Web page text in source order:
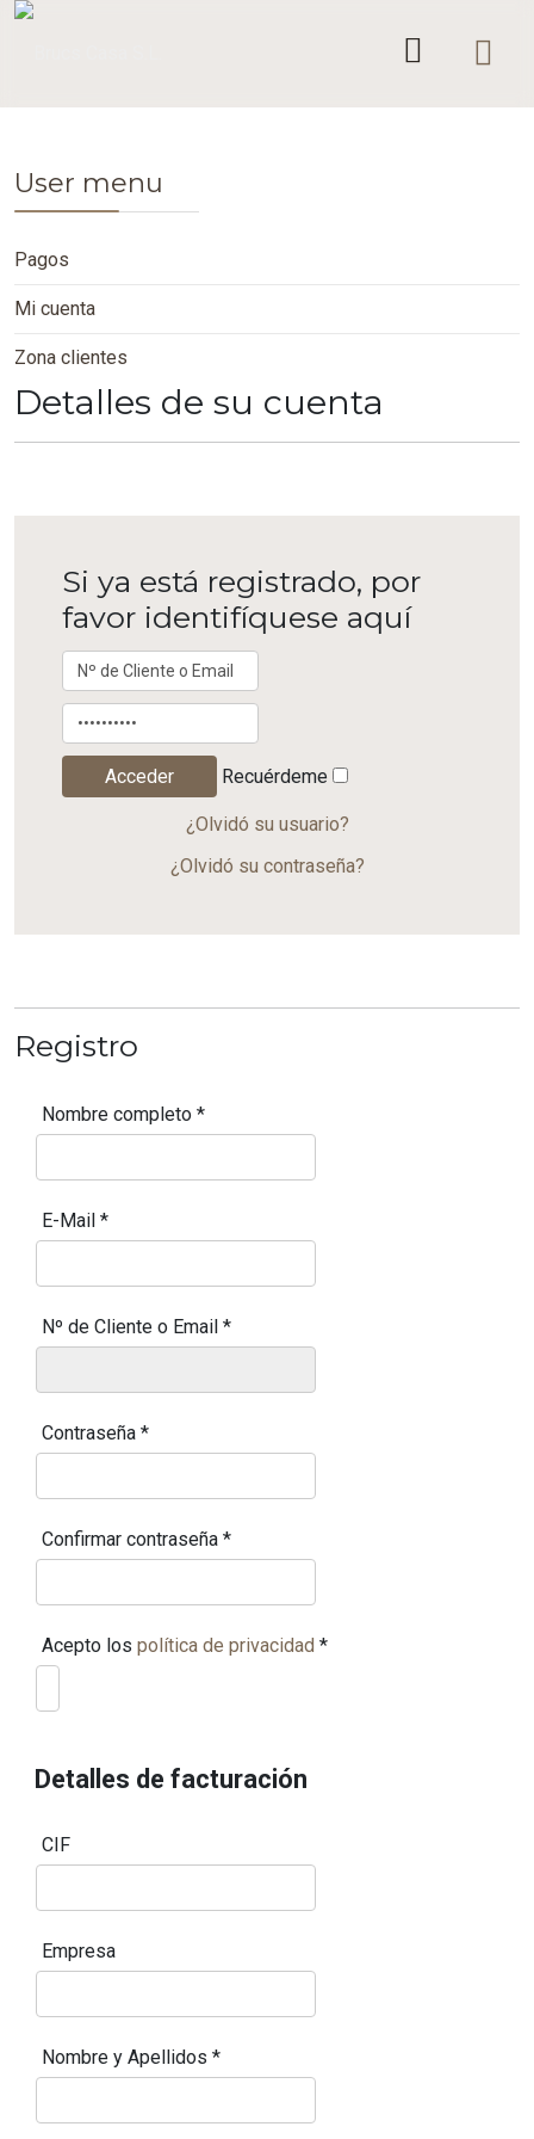
User menu
Pagos
Mi cuenta
Zona clientes
Detalles de su cuenta
Si ya está registrado, por
favor identifíquese aquí
Recuérdeme
¿Olvidó su usuario?
¿Olvidó su contraseña?
Registro
Nombre completo *
E-Mail *
Nº de Cliente o Email *
Contraseña *
Confirmar contraseña *
Acepto los política de privacidad *
Detalles de facturación
CIF
Empresa
Nombre y Apellidos *